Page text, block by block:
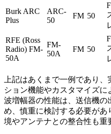
Burk ARC
Plus
ARC-
50
FM 50
RFE (Ross
Radio) FM-
50A
FM-
50A
FM 50
上記はあくまで一例であり
ション機能やカスタマイズ
波増幅器の性能は、送信機の
め、慎重に検討する必要が
境やアンテナとの整合性も重